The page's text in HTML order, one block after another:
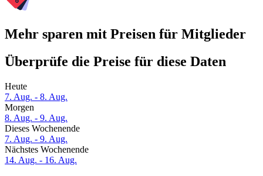
Mehr sparen mit Preisen für Mitglieder
Überprüfe die Preise für diese Daten
Heute
7. Aug. - 8. Aug.
Morgen
8. Aug. - 9. Aug.
Dieses Wochenende
7. Aug. - 9. Aug.
Nächstes Wochenende
14. Aug. - 16. Aug.